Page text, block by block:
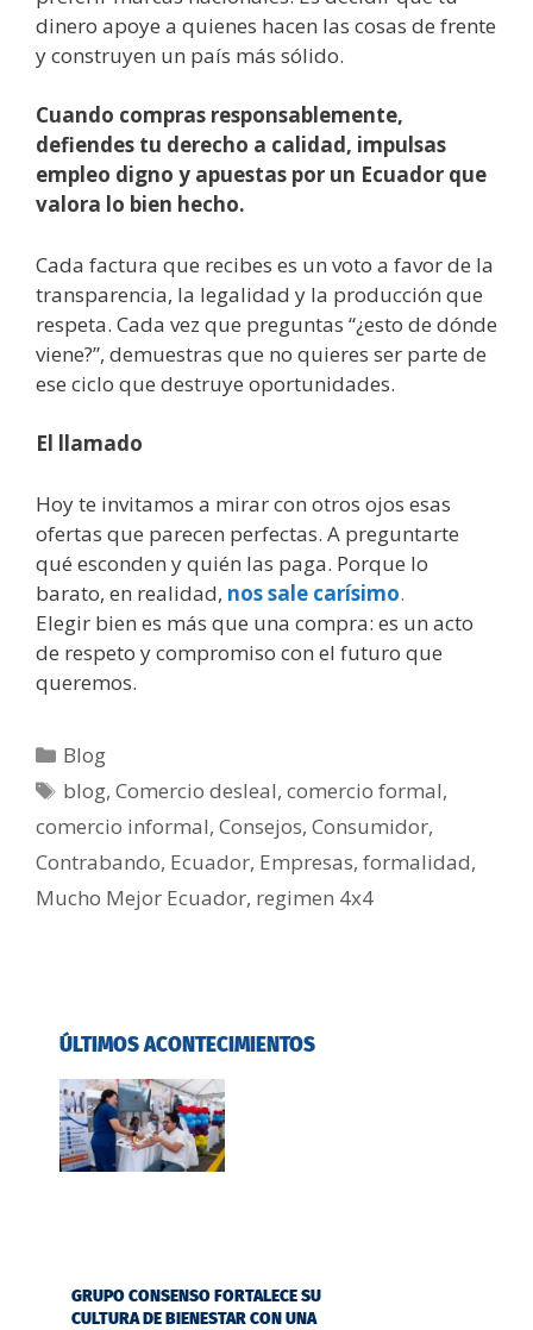
dinero apoye a quienes hacen las cosas de frente
y construyen un país más sólido.
Cuando compras responsablemente,
defiendes tu derecho a calidad, impulsas
empleo digno y apuestas por un Ecuador que
valora lo bien hecho.
Cada factura que recibes es un voto a favor de la
transparencia, la legalidad y la producción que
respeta. Cada vez que preguntas “¿esto de dónde
viene?”, demuestras que no quieres ser parte de
ese ciclo que destruye oportunidades.
El llamado
Hoy te invitamos a mirar con otros ojos esas
ofertas que parecen perfectas. A preguntarte
qué esconden y quién las paga. Porque lo
barato, en realidad, nos sale carísimo.
Elegir bien es más que una compra: es un acto
de respeto y compromiso con el futuro que
queremos.
Blog
blog,Comercio desleal,comercio formal,
comercio informal, Consejos, Consumidor,
Contrabando, Ecuador, Empresas, formalidad,
Mucho Mejor Ecuador, regimen 4x4
ÚLTIMOS ACONTECIMIENTOS
GRUPO CONSENSO FORTALECE SU
CULTURA DE BIENESTAR CON UNA